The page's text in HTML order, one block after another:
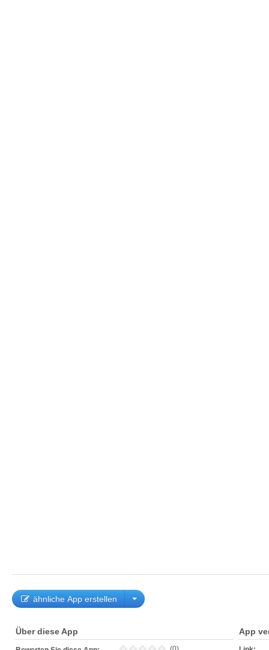
ähnliche App erstellen
Über diese App App